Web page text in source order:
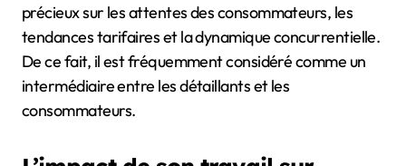
précieux sur les attentes des consommateurs, les
tendances tarifaires et la dynamique concurrentielle.
De ce fait, il est fréquemment considéré comme un
intermédiaire entre les détaillants et les
consommateurs.